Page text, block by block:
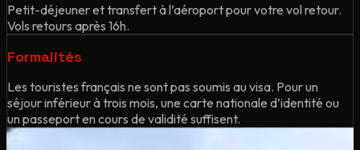
Petit-déjeuner et transfert à l’aéroport pour votre vol retour.
Vols retours après 16h.
Formalités
Les touristes français ne sont pas soumis au visa. Pour un
séjour inférieur à trois mois, une carte nationale d’identité ou
un passeport en cours de validité suffisent.